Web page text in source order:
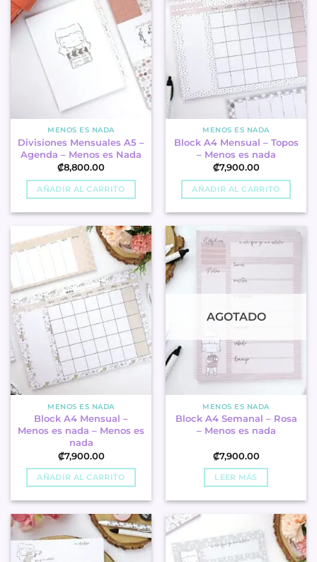
MENOS ES NADA
Divisiones Mensuales A5 –
Agenda – Menos es Nada
₡8,800.00
AÑADIR AL CARRITO
MENOS ES NADA
Block A4 Mensual – Topos
– Menos es nada
₡7,900.00
AÑADIR AL CARRITO
MENOS ES NADA
Block A4 Mensual –
Menos es nada – Menos es
nada
₡7,900.00
AÑADIR AL CARRITO
AGOTADO
MENOS ES NADA
Block A4 Semanal – Rosa
– Menos es nada
₡7,900.00
LEER MÁS